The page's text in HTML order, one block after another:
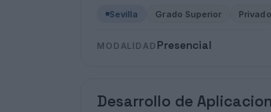
Sevilla Grado Superior Privado
MODALIDAD Presencial
Desarrollo de